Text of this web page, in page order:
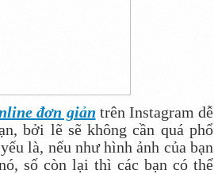
đơn giản trên Instagram dễ
bởi lẽ sẽ không cần quá phổ
là, nếu như hình ảnh của bạn
số còn lại thì các bạn có thể